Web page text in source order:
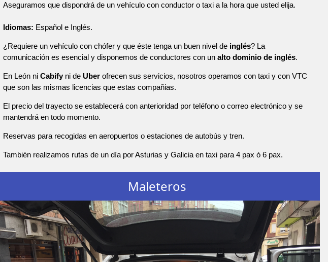
Aseguramos que dispondrá de un vehículo con conductor o taxi a la hora que usted elija.
Idiomas: Español e Inglés.
¿Requiere un vehículo con chófer y que éste tenga un buen nivel de inglés? La
comunicación es esencial y disponemos de conductores con un alto dominio de inglés.
En León ni Cabifyni de Uberofrecen sus servicios, nosotros operamos con taxi y con VTC
que son las mismas licencias que estas compañias.
El precio del trayecto se establecerá con anterioridad por teléfono o correo electrónico y se
mantendrá en todo momento.
Reservas para recogidas en aeropuertos o estaciones de autobús y tren.
También realizamos rutas de un día por Asturias y Galicia en taxi para 4 pax ó 6 pax.
Maleteros